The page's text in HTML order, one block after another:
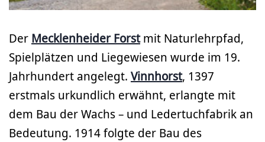
Der Mecklenheider Forstmit Naturlehrpfad,
Spielplätzen und Liegewiesen wurde im 19.
Jahrhundert angelegt. Vinnhorst, 1397
erstmals urkundlich erwähnt, erlangte mit
dem Bau der Wachs – und Ledertuchfabrik an
Bedeutung. 1914 folgte der Bau des